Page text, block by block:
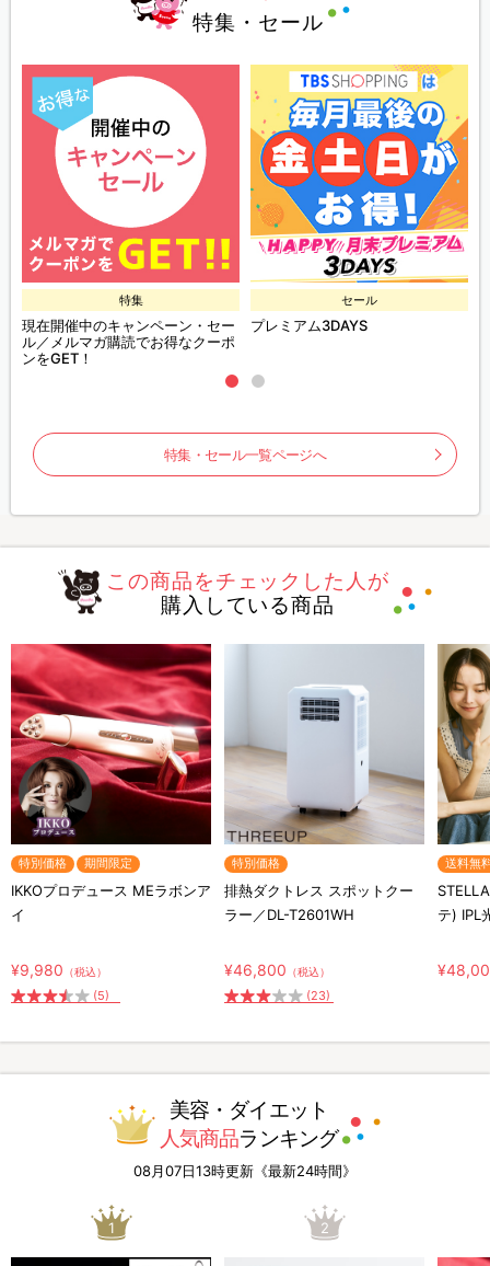
特集・セール
特集
現在開催中のキャンペーン・セー
ル／メルマガ購読でお得なクーポ
ンをGET！
セール
プレミアム3DAYS
特集・セール一覧ページへ
この商品をチェックした人が
購入している商品
特別価格 期間限定
IKKOプロデュース MEラボンア
イ
¥9,980 （税込）
(5)
特別価格
排熱ダクトレス スポットクー
ラー／DL-T2601WH
¥46,800 （税込）
(23)
送料無
テ) IPL
美容・ダイエット
人気商品ランキング
08月07日13時更新《最新24時間》
1 2